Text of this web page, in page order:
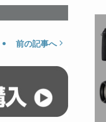
前の記事へ